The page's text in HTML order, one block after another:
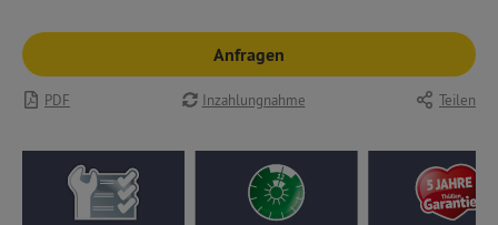
Anfragen
PDF Inzahlungnahme Teilen